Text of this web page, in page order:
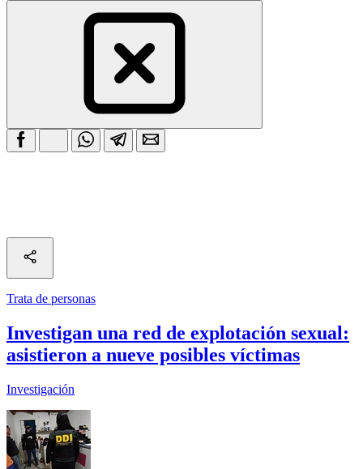
Trata de personas
Investigan una red de explotación sexual:
asistieron a nueve posibles víctimas
Investigación